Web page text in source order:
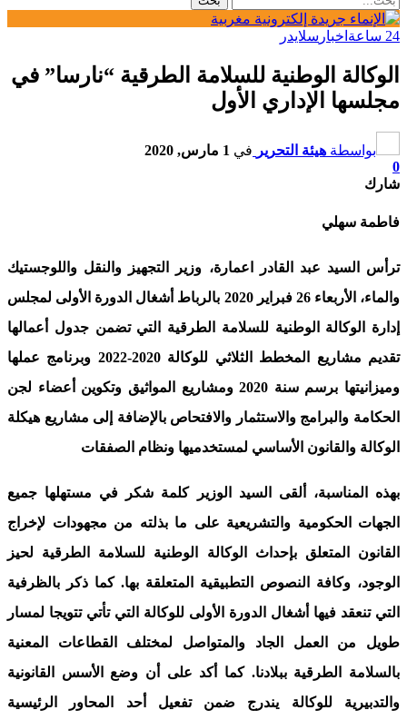
24 ساعة اخبار سلايدر
الوكالة الوطنية للسلامة الطرقية “نارسا” في
مجلسها الإداري الأول
بواسطة هيئة التحرير في 1 مارس, 2020
0
شارك
فاطمة سهلي
ترأس السيد عبد القادر اعمارة، وزير التجهيز والنقل واللوجستيك
والماء، الأربعاء 26 فبراير 2020 بالرباط أشغال الدورة الأولى لمجلس
إدارة الوكالة الوطنية للسلامة الطرقية التي تضمن جدول أعمالها
تقديم مشاريع المخطط الثلاثي للوكالة 2020-2022 وبرنامج عملها
وميزانيتها برسم سنة 2020 ومشاريع المواثيق وتكوين أعضاء لجن
الحكامة والبرامج والاستثمار والافتحاص بالإضافة إلى مشاريع هيكلة
الوكالة والقانون الأساسي لمستخدميها ونظام الصفقات
بهذه المناسبة، ألقى السيد الوزير كلمة شكر في مستهلها جميع
الجهات الحكومية والتشريعية على ما بذلته من مجهودات لإخراج
القانون المتعلق بإحداث الوكالة الوطنية للسلامة الطرقية لحيز
الوجود، وكافة النصوص التطبيقية المتعلقة بها. كما ذكر بالظرفية
التي تنعقد فيها أشغال الدورة الأولى للوكالة التي تأتي تتويجا لمسار
طويل من العمل الجاد والمتواصل لمختلف القطاعات المعنية
بالسلامة الطرقية ببلادنا. كما أكد على أن وضع الأسس القانونية
والتدبيرية للوكالة يندرج ضمن تفعيل أحد المحاور الرئيسية